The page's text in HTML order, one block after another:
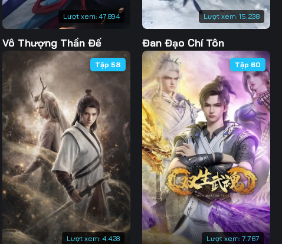
Lượt xem: 47.894
Vô Thượng Thần Đế
Lượt xem: 15.238
Đan Đạo Chí Tôn
Lượt xem: 4.428
Tập 58
Lượt xem: 7.767
Tập 60